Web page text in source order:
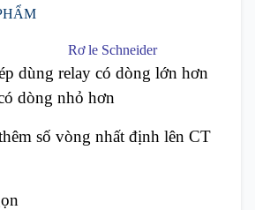
Rơ le Schneider
dùng relay có dòng lớn hơn
dòng nhỏ hơn
số vòng nhất định lên CT